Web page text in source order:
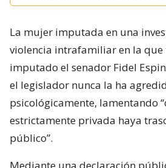
La mujer imputada en una
violencia intrafamiliar en la que
imputado el senador Fidel
el legislador nunca la ha
psicológicamente, lamentando
estrictamente privada haya
público”.